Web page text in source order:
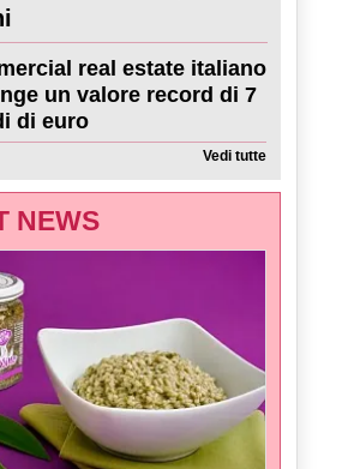
real estate italiano
un valore record di 7
di euro
Vedi tutte
NEWS